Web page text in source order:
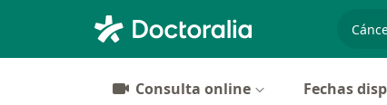
Consulta online Fechas